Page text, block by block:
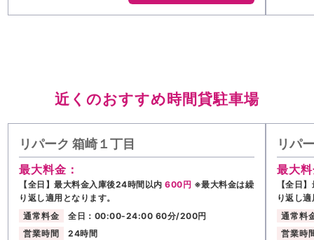
近くのおすすめ時間貸駐車場
リパーク 箱崎１丁目
最大料金：
【全日】最大料金入庫後24時間以内600円 ※最大料金は繰
り返し適用となります。
通常料金
全日：00:00-24:00 60分/200円
営業時間
24時間
リパ
最大
【全日
り返し
通常料
営業時